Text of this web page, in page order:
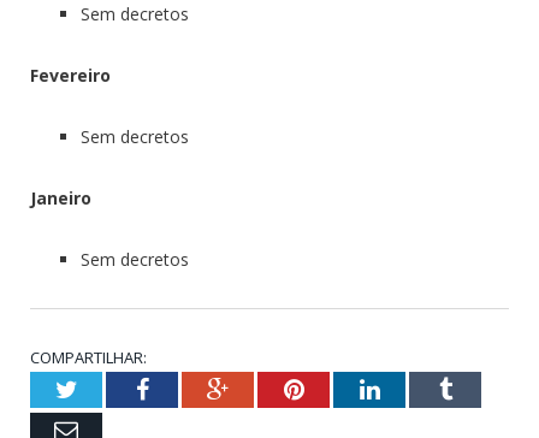
Sem decretos
Fevereiro
Sem decretos
Janeiro
Sem decretos
COMPARTILHAR:
TwitterFacebookGoogle+PinterestLinkedInTumblr
Email